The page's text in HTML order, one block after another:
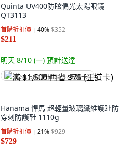
Quinta UV400防眩偏光太陽眼鏡
QT3113
首購折扣價 40%$352
$211
明天 8/10 (一) 預計送達
满 $1,500 再省 $75 (王道卡)
Hanama 悍馬 超輕量玻璃纖維護趾防
穿刺防護鞋 1110g
首購折扣價 21%$929
$729